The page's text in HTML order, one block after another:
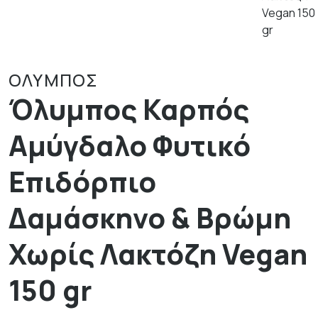
Vegan 150
gr
ΟΛΥΜΠΟΣ
Όλυμπος Καρπός
Αμύγδαλο Φυτικό
Επιδόρπιο
Δαμάσκηνο & Βρώμη
Χωρίς Λακτόζη Vegan
150 gr